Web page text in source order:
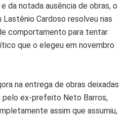
da notada ausência de obras, o
Cardoso resolveu nas
comportamento para tentar
que o elegeu em novembro
na entrega de obras deixadas
ex-prefeito Neto Barros,
assim que assumiu,